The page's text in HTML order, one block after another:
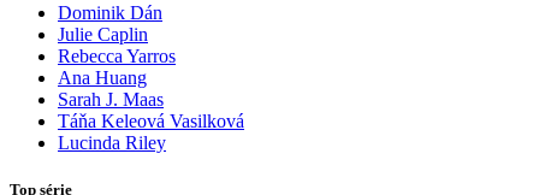
Dominik Dán
Julie Caplin
Rebecca Yarros
Ana Huang
Sarah J. Maas
Táňa Keleová Vasilková
Lucinda Riley
Top série